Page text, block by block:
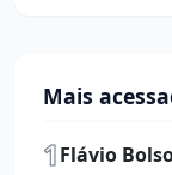
Mais
1Flávio